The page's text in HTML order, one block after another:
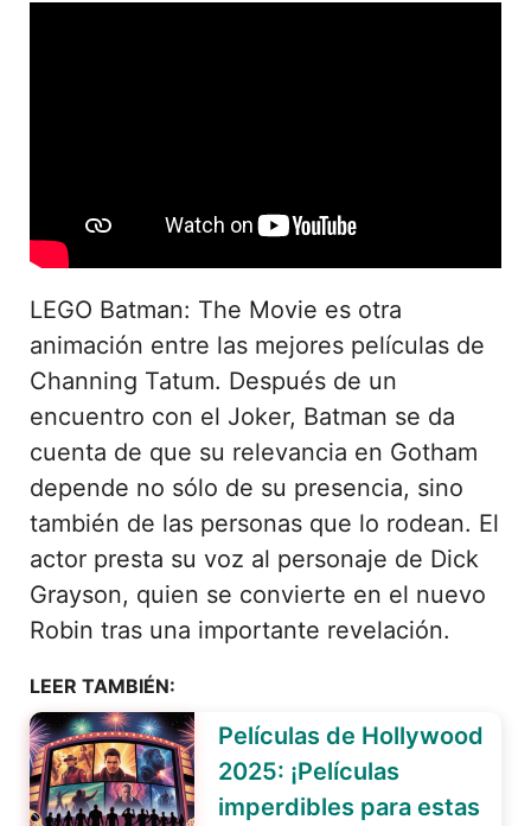
LEGO Batman: The Movie es otra
animación entre las mejores películas de
Channing Tatum. Después de un
encuentro con el Joker, Batman se da
cuenta de que su relevancia en Gotham
depende no sólo de su presencia, sino
también de las personas que lo rodean. El
actor presta su voz al personaje de Dick
Grayson, quien se convierte en el nuevo
Robin tras una importante revelación.
LEER TAMBIÉN:
Películas de Hollywood
2025: ¡Películas
imperdibles para estas